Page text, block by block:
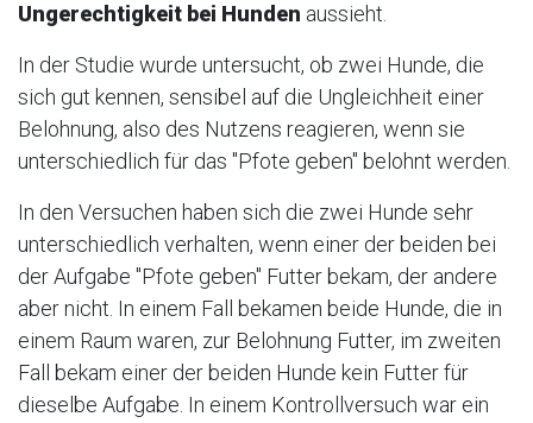
Ungerechtigkeit bei Hunden aussieht.
In der Studie wurde untersucht, ob zwei Hunde, die
sich gut kennen, sensibel auf die Ungleichheit einer
Belohnung, also des Nutzens reagieren, wenn sie
unterschiedlich für das "Pfote geben" belohnt werden.
In den Versuchen haben sich die zwei Hunde sehr
unterschiedlich verhalten, wenn einer der beiden bei
der Aufgabe "Pfote geben" Futter bekam, der andere
aber nicht. In einem Fall bekamen beide Hunde, die in
einem Raum waren, zur Belohnung Futter, im zweiten
Fall bekam einer der beiden Hunde kein Futter für
dieselbe Aufgabe. In einem Kontrollversuch war ein